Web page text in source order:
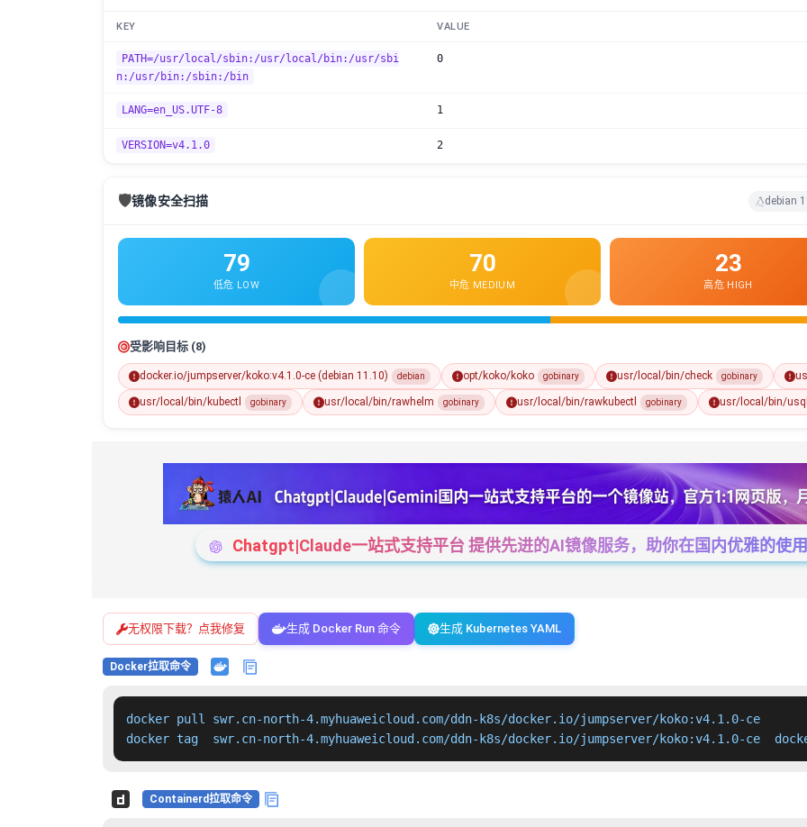
KEY VALUE
PATH=/usr/local/sbin:/usr/local/bin:/usr/sbi
n:/usr/bin:/sbin:/bin
0
LANG=en_US.UTF-8 1
VERSION=v4.1.0 2
🛡️镜像安全扫描 debian
79
低危 LOW
70
中危 MEDIUM
23
高危 HIGH
受影响目标 (8)
docker.io/jumpserver/koko:v4.1.0-ce (debian 11.10) debian opt/koko/koko gobinary usr/local/bin/check gobinary
usr/local/bin/kubectl gobinary usr/local/bin/rawhelm gobinary usr/local/bin/rawkubectl gobinary usr/local/bin/
Chatgpt|Claude一站式支持平台 提供先进的AI镜像服务，助你在国内优雅的使
无权限下载？点我修复 生成 Docker Run 命令 生成 Kubernetes YAML
Docker拉取命令
docker pull swr.cn-north-4.myhuaweicloud.com/ddn-k8s/docker.io/jumpserver/koko:v4.1.0-ce
docker tag  swr.cn-north-4.myhuaweicloud.com/ddn-k8s/docker.io/jumpserver/koko:v4.1.0-ce
Containerd拉取命令